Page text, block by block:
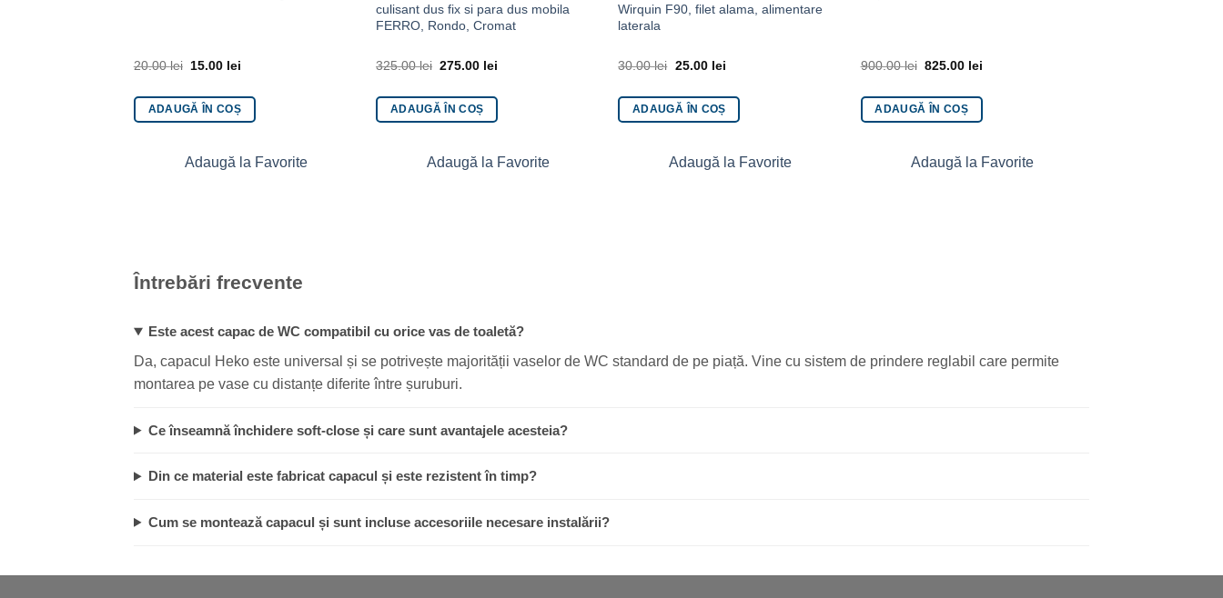
20.00lei 15.00 lei
ADAUGĂ ÎN COȘ
Adaugă la Favorite
culisant dus fix si para dus mobila
FERRO, Rondo, Cromat
325.00lei 275.00 lei
ADAUGĂ ÎN COȘ
Adaugă la Favorite
Wirquin F90, filet alama, alimentare
laterala
30.00lei 25.00 lei
ADAUGĂ ÎN COȘ
Adaugă la Favorite
900.00lei 825.00 lei
ADAUGĂ ÎN COȘ
Adaugă la Favorite
Întrebări frecvente
Este acest capac de WC compatibil cu orice vas de toaletă?
Da, capacul Heko este universal și se potrivește majorității vaselor de WC standard de pe piață. Vine cu sistem de prindere reglabil care permite
montarea pe vase cu distanțe diferite între șuruburi.
Ce înseamnă închidere soft-close și care sunt avantajele acesteia?
Din ce material este fabricat capacul și este rezistent în timp?
Cum se montează capacul și sunt incluse accesoriile necesare instalării?